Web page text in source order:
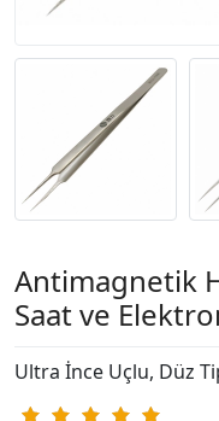
Antimagnetik
Saat ve
Ultra İnce Uçlu, Düz